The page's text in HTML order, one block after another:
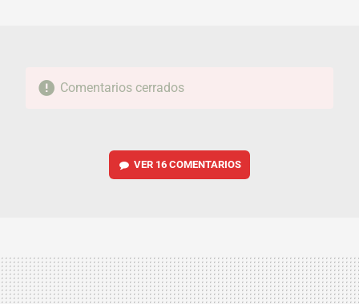
Comentarios cerrados
VER 16 COMENTARIOS